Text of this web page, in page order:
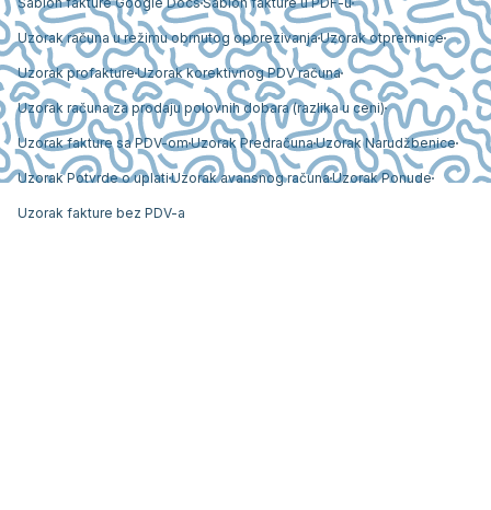
Uzorak računa u režimu obrnutog oporezivanjaUzorak otpremnice
Uzorak profaktureUzorak korektivnog PDV računa
Uzorak računa za prodaju polovnih dobara (razlika u ceni)
Uzorak fakture sa PDV-omUzorak PredračunaUzorak Narudžbenice
Uzorak Potvrde o uplati Uzorak avansnog računaUzorak Ponude
Uzorak fakture bez PDV-a